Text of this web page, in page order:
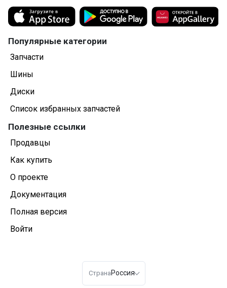
Популярные категории
Запчасти
Шины
Диски
Список избранных запчастей
Полезные ссылки
Продавцы
Как купить
О проекте
Документация
Полная версия
Войти
Страна Россия